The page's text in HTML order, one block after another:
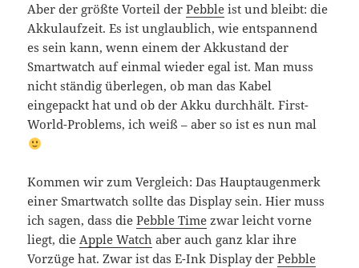
Aber der größte Vorteil derPebble ist und bleibt: die
Akkulaufzeit. Es ist unglaublich, wie entspannend
es sein kann, wenn einem der Akkustand der
Smartwatch auf einmal wieder egal ist. Man muss
nicht ständig überlegen, ob man das Kabel
eingepackt hat und ob der Akku durchhält. First-
World-Problems, ich weiß – aber so ist es nun mal
Kommen wir zum Vergleich: Das Hauptaugenmerk
einer Smartwatch sollte das Display sein. Hier muss
ich sagen, dass diePebble Time zwar leicht vorne
liegt, dieApple Watch aber auch ganz klar ihre
Vorzüge hat. Zwar ist das E-Ink Display derPebble